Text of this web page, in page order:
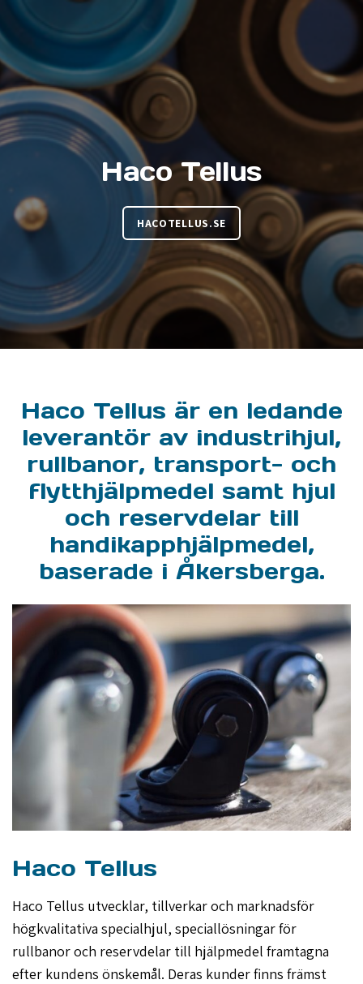
Haco Tellus
HACOTELLUS.SE
Haco Tellus är en ledande
leverantör av industrihjul,
rullbanor, transport- och
flytthjälpmedel samt hjul
och reservdelar till
handikapphjälpmedel,
baserade i Åkersberga.
Haco Tellus
Haco Tellus utvecklar, tillverkar och marknadsför
högkvalitativa specialhjul, speciallösningar för
rullbanor och reservdelar till hjälpmedel framtagna
efter kundens önskemål. Deras kunder finns främst